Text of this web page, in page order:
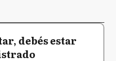
debés estar